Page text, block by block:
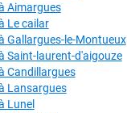
Aimargues
Le cailar
Gallargues-le-Montueux
Saint-laurent-d'aigouze
Candillargues
Lansargues
Lunel